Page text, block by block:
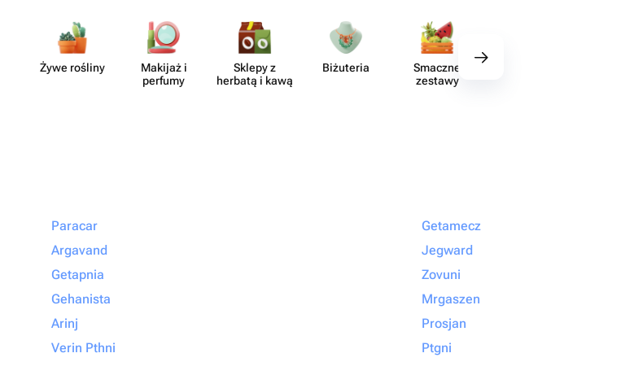
Żywe rośliny
Makijaż i
perfumy
Sklepy z
herbatą i kawą
Biżuteria
Smaczne
zestawy
Paracar
Argavand
Getapnia
Gehanista
Arinj
Verin Pthni
Getamecz
Jegward
Zovuni
Mrgaszen
Prosjan
Ptgni